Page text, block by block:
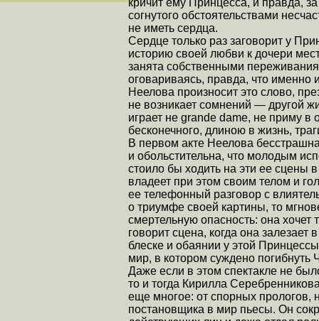
согнутого обстоятельствами
не иметь сердца.
Сердце только раз заговорит у
историю своей любви к дочери
занята собственными
оговариваясь, правда, что именно
Неелова произносит это слово,
не возникает сомнений — другой
играет не grande dame, не приму в
бесконечного, длиною в жизнь,
В первом акте Неелова
и обольстительна, что молодым
стоило бы ходить на эти ее сцены
владеет при этом своим телом и
ее телефонный разговор с
о триумфе своей картины, то
смертельную опасность: она хочет
говорит сцена, когда она
блеске и обаянии у этой
мир, в котором суждено погибнуть
Даже если в этом спектакле не
то и тогда Кирилла
еще многое: от спорных
постановщика в мир пьесы. Он